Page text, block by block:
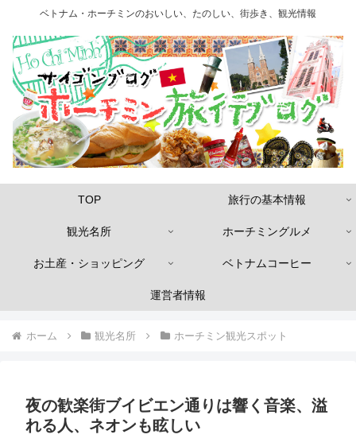
ベトナム・ホーチミンのおいしい、たのしい、街歩き、観光情報
TOP 旅行の基本情報
観光名所 ホーチミングルメ
お土産・ショッピング ベトナムコーヒー
運営者情報
ホーム 観光名所 ホーチミン観光スポット
夜の歓楽街ブイビエン通りは響く音楽、溢
れる人、ネオンも眩しい